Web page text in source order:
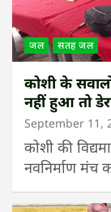
जल सतह जल
कोशी के
नहीं हुआ तो
September 11,
कोशी की
नवनिर्माण मंच